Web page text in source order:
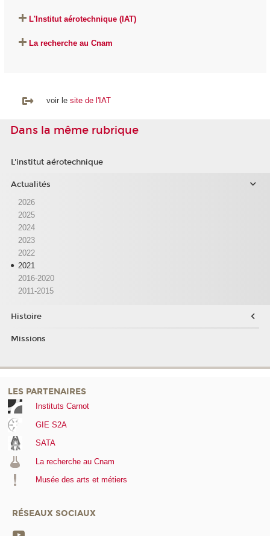
L'Institut aérotechnique (IAT)
La recherche au Cnam
voir le site de l'IAT
Dans la même rubrique
L'institut aérotechnique
Actualités
2026
2025
2024
2023
2022
2021
2016-2020
2011-2015
Histoire
Missions
LES PARTENAIRES
Instituts Carnot
GIE S2A
SATA
La recherche au Cnam
Musée des arts et métiers
RÉSEAUX SOCIAUX